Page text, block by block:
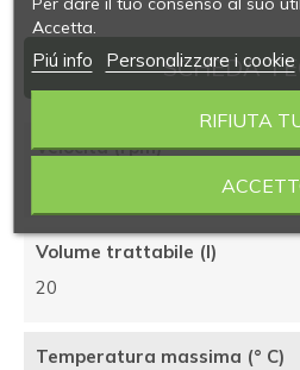
SCHEDA
Velocità (rpm)
Volume trattabile (l)
20
Temperatura massima (° C)
Accetta.
Piú info Personalizzare i cookie
RIFIUTA